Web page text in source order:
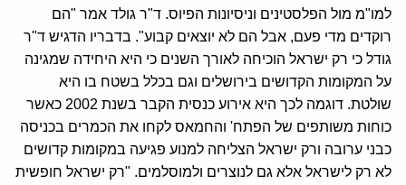
למו"מ מול הפלסטינים וניסיונות הפיוס. ד"ר גולד אמר "הם
רוקדים מדי פעם, אבל הם לא יוצאים קבוע". בדבריו הדגיש ד"ר
גודל כי רק ישראל הוכיחה לאורך השנים כי היא היחידה שמגינה
על המקומות הקדושים בירושלים וגם בכלל בשטח בו היא
שולטת. דוגמה לכך היא אירוע כנסית הקבר בשנת 2002 כאשר
כוחות משותפים של הפתח' והחמאס לקחו את הכמרים בכניסה
כבני ערובה ורק ישראל הצליחה למנוע פגיעה במקומות קדושים
לא רק לישראל אלא גם לנוצרים ולמוסלמים. "רק ישראל חופשית